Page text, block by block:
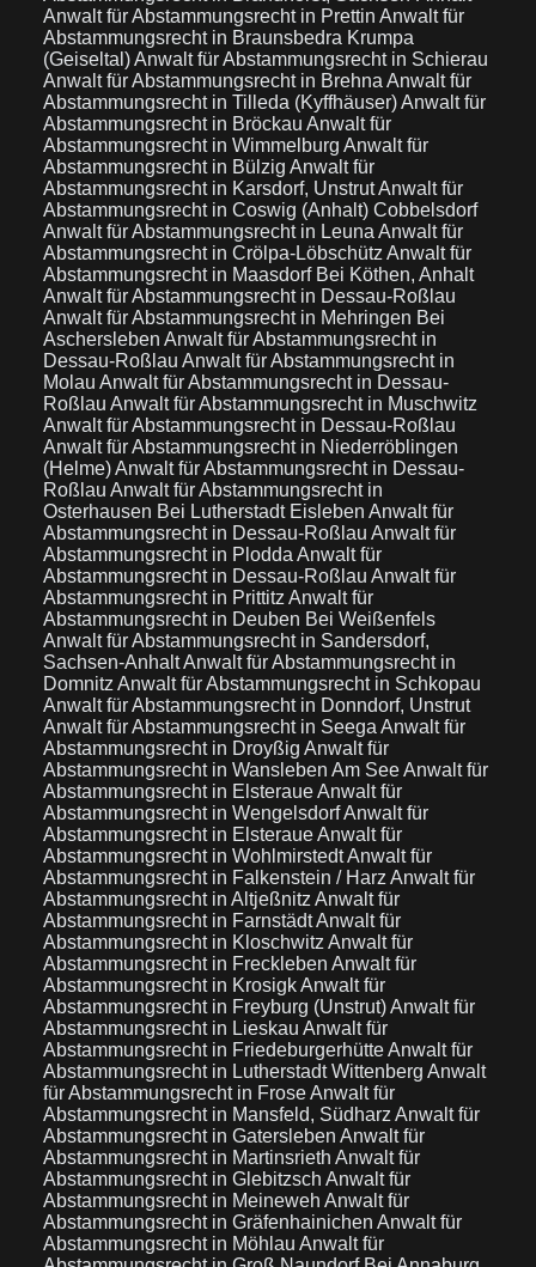
Anwalt für Abstammungsrecht in Prettin Anwalt für
Abstammungsrecht in Braunsbedra Krumpa
(Geiseltal)Anwalt für Abstammungsrecht in Schierau
Anwalt für Abstammungsrecht in Brehna Anwalt für
Abstammungsrecht in Tilleda (Kyffhäuser)Anwalt für
Abstammungsrecht in Bröckau Anwalt für
Abstammungsrecht in Wimmelburg Anwalt für
Abstammungsrecht in Bülzig Anwalt für
Abstammungsrecht in Karsdorf, UnstrutAnwalt für
Abstammungsrecht in Coswig (Anhalt) Cobbelsdorf
Anwalt für Abstammungsrecht in Leuna Anwalt für
Abstammungsrecht in Crölpa-Löbschütz Anwalt für
Abstammungsrecht in Maasdorf Bei Köthen, Anhalt
Anwalt für Abstammungsrecht in Dessau-Roßlau
Anwalt für Abstammungsrecht in Mehringen Bei
Aschersleben Anwalt für Abstammungsrecht in
Dessau-Roßlau Anwalt für Abstammungsrecht in
Molau Anwalt für Abstammungsrecht in Dessau-
Roßlau Anwalt für Abstammungsrecht in Muschwitz
Anwalt für Abstammungsrecht in Dessau-Roßlau
Anwalt für Abstammungsrecht in Niederröblingen
(Helme)Anwalt für Abstammungsrecht in Dessau-
Roßlau Anwalt für Abstammungsrecht in
Osterhausen Bei Lutherstadt Eisleben Anwalt für
Abstammungsrecht in Dessau-Roßlau Anwalt für
Abstammungsrecht in Plodda Anwalt für
Abstammungsrecht in Dessau-Roßlau Anwalt für
Abstammungsrecht in Prittitz Anwalt für
Abstammungsrecht in Deuben Bei Weißenfels
Anwalt für Abstammungsrecht in Sandersdorf,
Sachsen-AnhaltAnwalt für Abstammungsrecht in
Domnitz Anwalt für Abstammungsrecht in Schkopau
Anwalt für Abstammungsrecht in Donndorf, Unstrut
Anwalt für Abstammungsrecht in Seega Anwalt für
Abstammungsrecht in Droyßig Anwalt für
Abstammungsrecht in Wansleben Am SeeAnwalt für
Abstammungsrecht in ElsteraueAnwalt für
Abstammungsrecht in WengelsdorfAnwalt für
Abstammungsrecht in ElsteraueAnwalt für
Abstammungsrecht in WohlmirstedtAnwalt für
Abstammungsrecht in Falkenstein / Harz Anwalt für
Abstammungsrecht in Altjeßnitz Anwalt für
Abstammungsrecht in FarnstädtAnwalt für
Abstammungsrecht in Kloschwitz Anwalt für
Abstammungsrecht in Freckleben Anwalt für
Abstammungsrecht in KrosigkAnwalt für
Abstammungsrecht in Freyburg (Unstrut)Anwalt für
Abstammungsrecht in Lieskau Anwalt für
Abstammungsrecht in FriedeburgerhütteAnwalt für
Abstammungsrecht in Lutherstadt Wittenberg Anwalt
für Abstammungsrecht in FroseAnwalt für
Abstammungsrecht in Mansfeld, Südharz Anwalt für
Abstammungsrecht in Gatersleben Anwalt für
Abstammungsrecht in Martinsrieth Anwalt für
Abstammungsrecht in Glebitzsch Anwalt für
Abstammungsrecht in Meineweh Anwalt für
Abstammungsrecht in Gräfenhainichen Anwalt für
Abstammungsrecht in Möhlau Anwalt für